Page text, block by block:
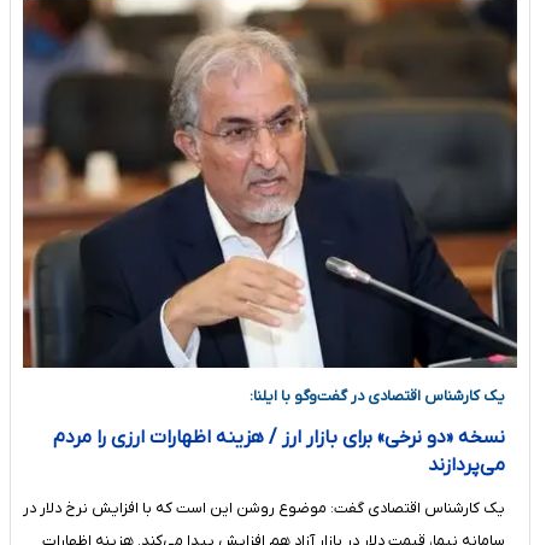
یک کارشناس اقتصادی در گفت‌وگو با ایلنا:
نسخه «دو نرخی» برای بازار ارز / هزینه اظهارات ارزی را مردم
می‌پردازند
یک کارشناس اقتصادی گفت: موضوع روشن این است که با افزایش نرخ دلار در